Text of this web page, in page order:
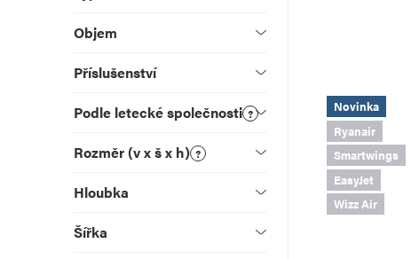
Objem
Příslušenství
Podle letecké společnosti ?
Rozměr (v x š x h) ?
Hloubka
Šířka
ů
k
t
ů
Novinka
Ryanair
Smartwings
EasyJet
Wizz Air